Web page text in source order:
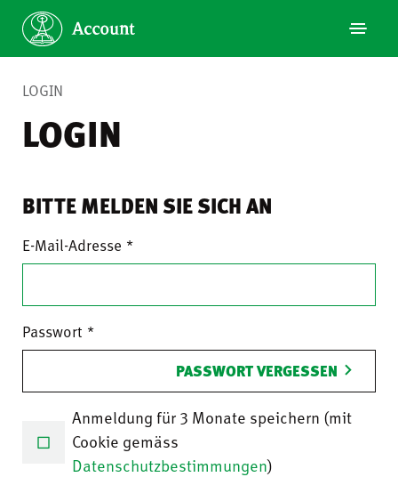
LOGIN
LOGIN
BITTE MELDEN SIE SICH AN
E-Mail-Adresse
Passwort
PASSWORT VERGESSEN
Anmeldung für 3 Monate speichern (mit
Cookie gemäss
Datenschutzbestimmungen)